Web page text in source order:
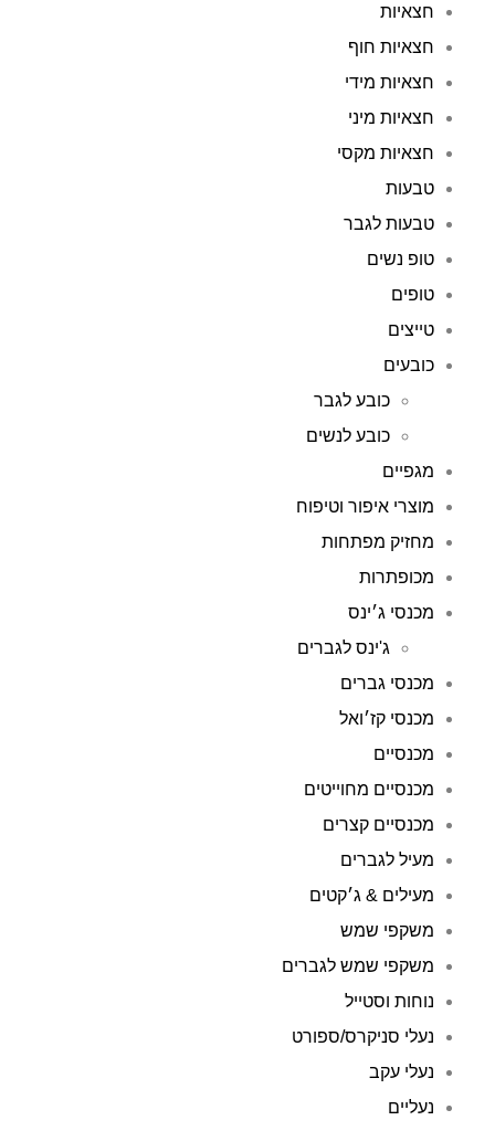
חצאיות
חצאיות חוף
חצאיות מידי
חצאיות מיני
חצאיות מקסי
טבעות
טבעות לגבר
טופ נשים
טופים
טייצים
כובעים
כובע לגבר
כובע לנשים
מגפיים
מוצרי איפור וטיפוח
מחזיק מפתחות
מכופתרות
מכנסי ג׳ינס
ג'ינס לגברים
מכנסי גברים
מכנסי קז׳ואל
מכנסיים
מכנסיים מחוייטים
מכנסיים קצרים
מעיל לגברים
מעילים & ג׳קטים
משקפי שמש
משקפי שמש לגברים
נוחות וסטייל
נעלי סניקרס/ספורט
נעלי עקב
נעליים